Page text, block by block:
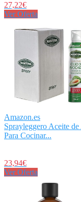
27,22€
Ver Oferta
Amazon.es
Sprayleggero Aceite
Para Cocinar...
23,94€
Ver Oferta